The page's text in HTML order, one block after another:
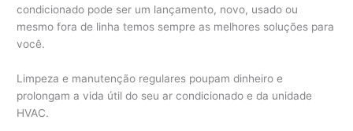
condicionado pode ser um lançamento, novo, usado ou
mesmo fora de linha temos sempre as melhores soluções para
você.
Limpeza e manutenção regulares poupam dinheiro e
prolongam a vida útil do seu ar condicionado e da unidade
HVAC.